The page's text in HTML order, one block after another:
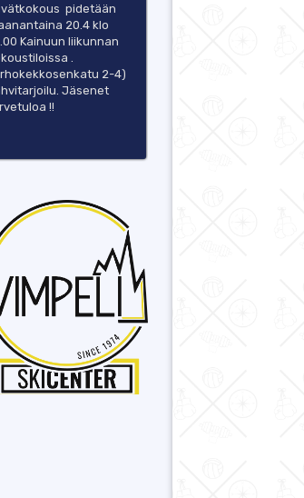
pidetään
20.4 klo
Kainuun liikunnan
.
2-4)
Jäsenet
!!